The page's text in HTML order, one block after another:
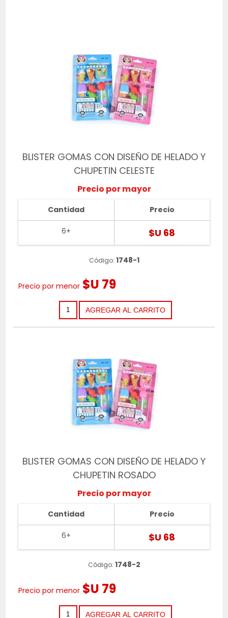
BLISTER GOMAS CON DISEÑO DE HELADO Y
CHUPETIN CELESTE
Precio por mayor
Cantidad
6+
Precio
$U 68
Código: 1748-1
Precio por menor $U 79
BLISTER GOMAS CON DISEÑO DE HELADO Y
CHUPETIN ROSADO
Precio por mayor
Cantidad
6+
Precio
$U 68
Código: 1748-2
Precio por menor $U 79